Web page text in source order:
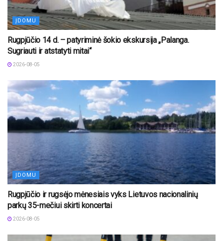
ĮDOMU
Rugpjūčio 14 d. – patyriminė šokio ekskursija „Palanga.
Sugriauti ir atstatyti mitai“
2026-08-05
ĮDOMU
Rugpjūčio ir rugsėjo mėnesiais vyks Lietuvos nacionalinių
parkų 35-mečiui skirti koncertai
2026-08-05